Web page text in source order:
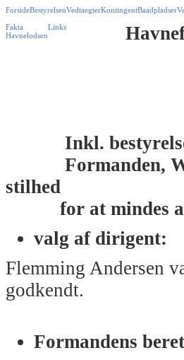
ForsideBestyrelsenVedtaegterKontingentBaadpladser
Fakta
Havnelodsen
Links
Kanns
Inkl. bestyrelsen
Formanden, Willi
stilhed
for at mindes
valg af
Flemming Andersen
godkendt.
Formandens